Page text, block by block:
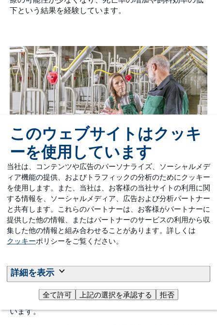
このウェブサイトはクッキ
ーを使用しています
当社は、コンテンツや広告のパーソナライズ、ソーシャルメデ
ィア機能の提供、およびトラフィックの分析のためにクッキー
を使用します。また、当社は、お客様の当社サイトの利用に関
する情報を、ソーシャルメディア、広告および分析パートナー
と共有します。これらのパートナーは、お客様がパートナーに
提供した他の情報、またはパートナーのサービスの利用から収
集した他の情報と組み合わせることがあります。詳しくは
クッキーポリシーをご覧ください。
詳細を表示
全て許可 上記の選択を承認する 拒否
下という結果を経験しています。
母豚管理における抗生物質
の削減
薬剤耐性による治療の可能性の低下は、農場全体の健康
状態の低下、投薬コストの増加、動物の育成成績の低下
にも影響を与えると、その子孫にも影響を及ぼします。
例えば、最近の研究結果では、母豚への経口抗生物質の
投与が、子豚の腸内細菌叢の組成と形態に悪影響を及ぼ
し、その後の育成成績にも影響を与えることが示されて
います。